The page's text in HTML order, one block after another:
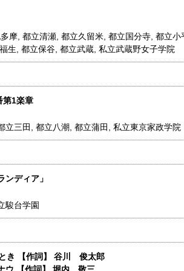
摩, 都立清瀬, 都立久留米, 都立国分寺, 都立小
生 都立保谷, 都立武蔵, 私立武蔵野女子学院
第1楽章
立三田 都立八潮 都立蒲田 私立東京家政学院
ディア」
駿台学園
き 【作詞】 谷川 俊太郎